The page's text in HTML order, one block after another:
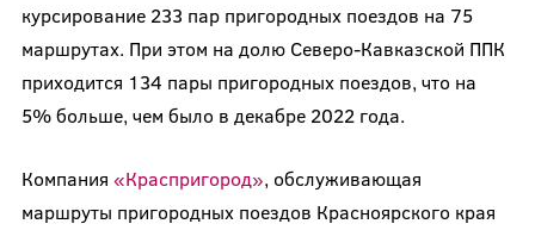
курсирование 233 пар пригородных поездов на 75
маршрутах. При этом на долю Северо-Кавказской ППК
приходится 134 пары пригородных поездов, что на
5% больше, чем было в декабре 2022 года.
Компания «Краспригород», обслуживающая
маршруты пригородных поездов Красноярского края